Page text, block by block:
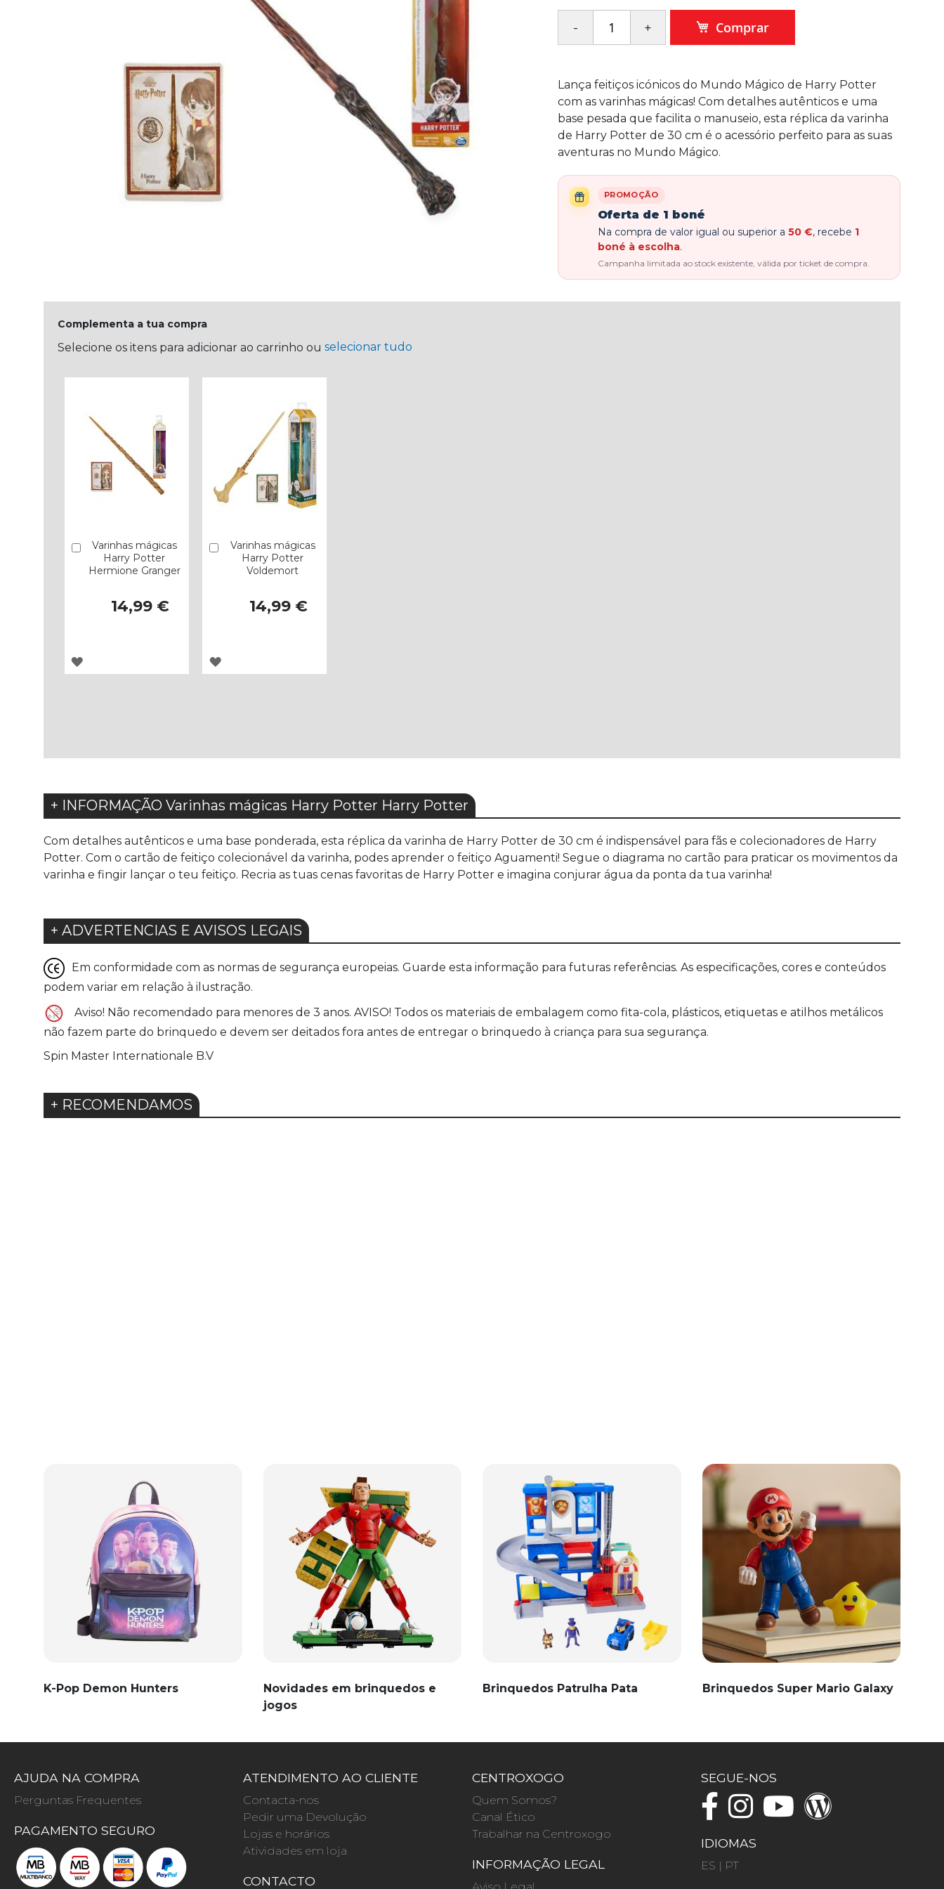
Comprar
Lança feitiços icónicos do Mundo Mágico de Harry Potter
com as varinhas mágicas! Com detalhes autênticos e uma
base pesada que facilita o manuseio, esta réplica da varinha
de Harry Potter de 30 cm é o acessório perfeito para as suas
aventuras no Mundo Mágico.
PROMOÇÃO
Oferta de 1 boné
Na compra de valor igual ou superior a 50 €, recebe 1
boné à escolha.
Campanha limitada ao stock existente, válida por ticket de compra.
Complementa a tua compra
Selecione os itens para adicionar ao carrinho ou selecionar tudo
Varinhas mágicas
Harry Potter
Hermione Granger
14,99 €
Comprar
ADICIONAR
DESEJOS
Varinhas mágicas
Harry Potter
Voldemort
14,99 €
Comprar
ADICIONAR
DESEJOS
+ INFORMAÇÃO Varinhas mágicas Harry Potter Harry Potter
Com detalhes autênticos e uma base ponderada, esta réplica da varinha de Harry Potter de 30 cm é indispensável para fãs e colecionadores de Harry
Potter. Com o cartão de feitiço colecionável da varinha, podes aprender o feitiço Aguamenti! Segue o diagrama no cartão para praticar os movimentos da
varinha e fingir lançar o teu feitiço. Recria as tuas cenas favoritas de Harry Potter e imagina conjurar água da ponta da tua varinha!
+ ADVERTENCIAS E AVISOS LEGAIS
Em conformidade com as normas de segurança europeias. Guarde esta informação para futuras referências. As especificações, cores e conteúdos
podem variar em relação à ilustração.
Aviso! Não recomendado para menores de 3 anos. AVISO! Todos os materiais de embalagem como fita-cola, plásticos, etiquetas e atilhos metálicos
não fazem parte do brinquedo e devem ser deitados fora antes de entregar o brinquedo à criança para sua segurança.
Spin Master Internationale B.V
+ RECOMENDAMOS
K-Pop Demon Hunters
Novidades em brinquedos e
jogos
Brinquedos Patrulha Pata Brinquedos Super Mario Galaxy
AJUDA NA COMPRA
Perguntas Frequentes
PAGAMENTO SEGURO
ATENDIMENTO AO CLIENTE
Contacta-nos
Pedir uma Devolução
Lojas e horários
Atividades em loja
CONTACTO
CENTROXOGO
Quem Somos?
Canal Ético
Trabalhar na Centroxogo
INFORMAÇÃO LEGAL
SEGUE-NOS
IDIOMAS
ES | PT